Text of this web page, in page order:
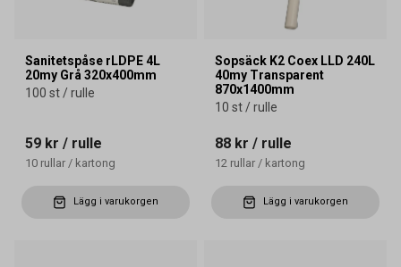
Sanitetspåse rLDPE 4L
20my Grå 320x400mm
100 st / rulle
59 kr / rulle
10 rullar / kartong
Lägg i varukorgen
Sopsäck K2 Coex LLD 240L
40my Transparent
870x1400mm
10 st / rulle
88 kr / rulle
12 rullar / kartong
Lägg i varukorgen